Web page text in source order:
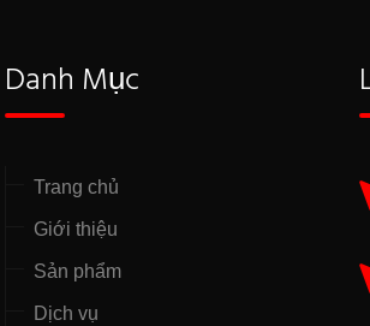
Danh Mục
Trang chủ
Giới thiệu
Sản phẩm
Dịch vụ